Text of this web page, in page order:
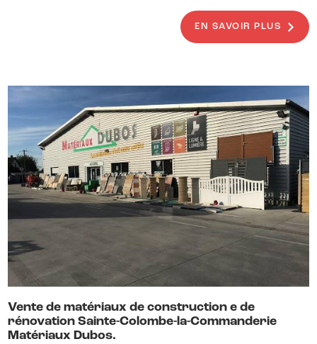
EN SAVOIR PLUS
Vente de matériaux de construction e de
rénovation Sainte-Colombe-la-Commanderie
Matériaux Dubos.